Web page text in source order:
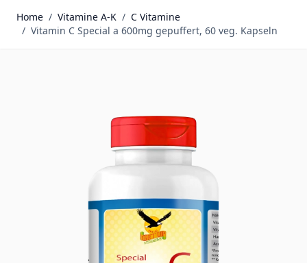
Home / Vitamine A-K / C Vitamine
/ Vitamin C Special a 600mg gepuffert, 60 veg. Kapseln